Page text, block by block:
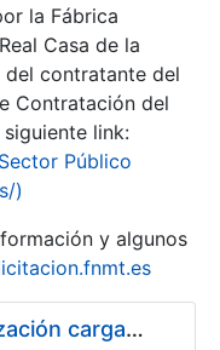
la Fábrica
Casa de la
contratante del
Contratación del
link:
Público
)
y algunos
Pliego condiciones optimización cargas compras firmado